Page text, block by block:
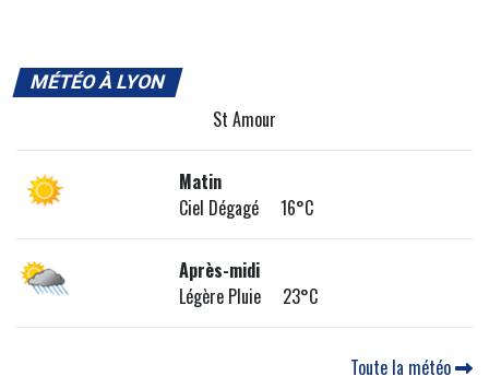
MÉTÉO À LYON
St Amour
Matin
Ciel Dégagé 16°C
Après-midi
Légère Pluie 23°C
Toute la météo